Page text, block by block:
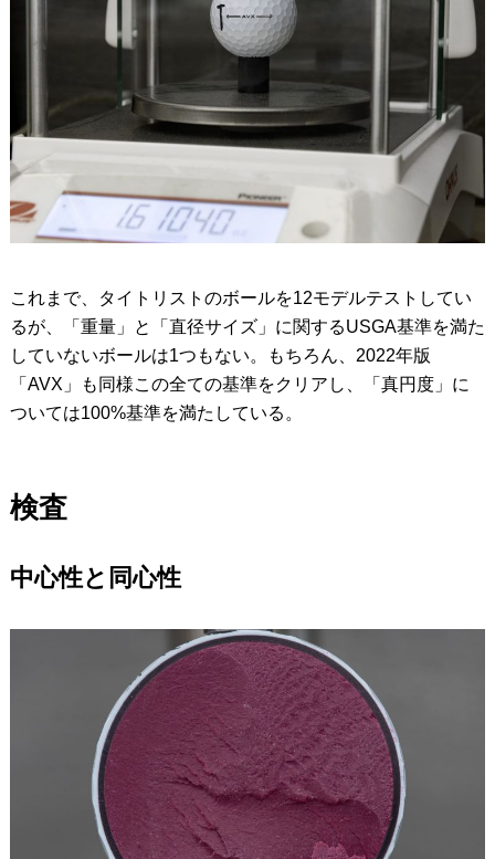
これまで、タイトリストのボールを12モデルテストしてい
るが、「重量」と「直径サイズ」に関するUSGA基準を満た
していないボールは1つもない。もちろん、2022年版
「AVX」も同様この全ての基準をクリアし、「真円度」に
ついては100%基準を満たしている。
検査
中心性と同心性